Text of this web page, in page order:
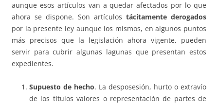
aunque esos artículos van a quedar afectados por lo que
ahora se dispone. Son artículos tácitamente derogados
por la presente ley aunque los mismos, en algunos puntos
más precisos que la legislación ahora vigente, pueden
servir para cubrir algunas lagunas que presentan estos
expedientes.
Supuesto de hecho. La desposesión, hurto o extravío
de los títulos valores o representación de partes de